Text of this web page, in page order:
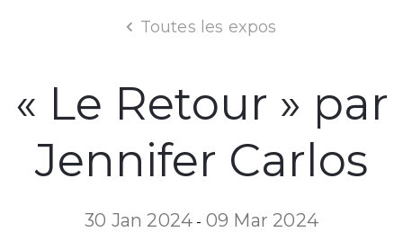
Toutes les expos
« Le Retour » par
Jennifer Carlos
30 Jan 2024 - 09 Mar 2024